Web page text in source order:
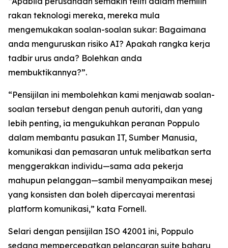
rakan teknologi mereka, mereka mula
mengemukakan soalan-soalan sukar: Bagaimana
anda menguruskan risiko AI? Apakah rangka kerja
tadbir urus anda? Bolehkan anda
membuktikannya?”.
“Pensijilan ini membolehkan kami menjawab soalan-
soalan tersebut dengan penuh autoriti, dan yang
lebih penting, ia mengukuhkan peranan Poppulo
dalam membantu pasukan IT, Sumber Manusia,
komunikasi dan pemasaran untuk melibatkan serta
menggerakkan individu—sama ada pekerja
mahupun pelanggan—sambil menyampaikan mesej
yang konsisten dan boleh dipercayai merentasi
platform komunikasi,” kata Fornell.
Selari dengan pensijilan ISO 42001 ini, Poppulo
sedang mempercepatkan pelancaran suite baharu